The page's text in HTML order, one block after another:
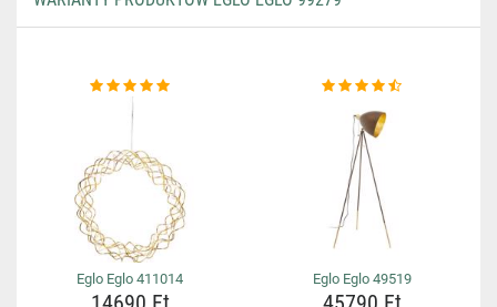
Eglo Eglo 411014 Eglo Eglo 49519